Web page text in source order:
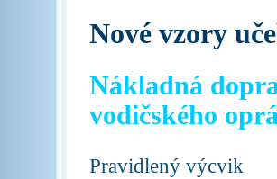
Nové vzory
Nákladná
vodičského
Pravidlený výcvik